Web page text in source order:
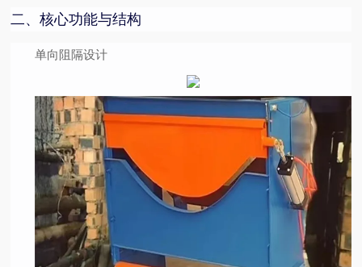
二、核心功能与结构
单向阻隔设计